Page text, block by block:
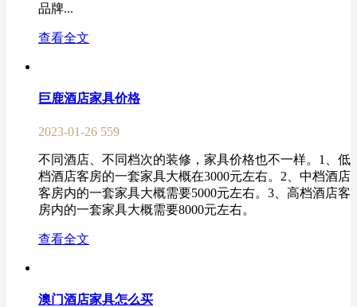
品牌...
查看全文
巨鹿酒店家具价格
2023-01-26 559
不同酒店、不同档次的装修，家具价格也不一样。1、低
档酒店客房的一套家具大概在3000元左右。2、中档酒店
客房内的一套家具大概需要5000元左右。3、高档酒店客
房内的一套家具大概需要8000元左右。
查看全文
澳门酒店家具怎么买